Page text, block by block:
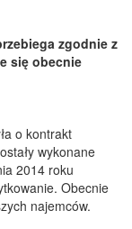
zgodnie z
się obecnie
o kontrakt
wykonane
2014 roku
Obecnie
najemców.